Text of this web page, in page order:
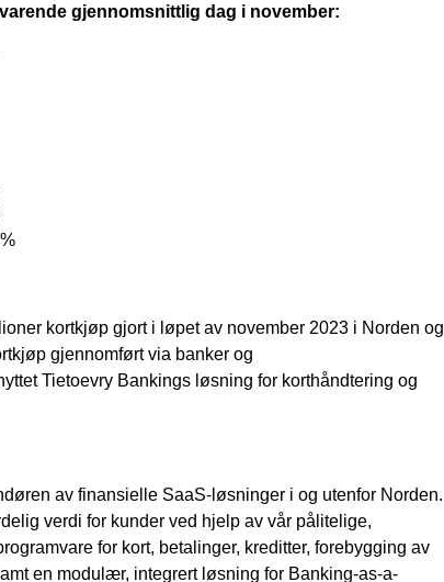
gjennomsnittlig dag i november:
kortkjøp gjort i løpet av november 2023 i Norden og
gjennomført via banker og
Tietoevry Bankings løsning for korthåndtering og
av finansielle SaaS-løsninger i og utenfor Norden.
verdi for kunder ved hjelp av vår pålitelige,
for kort, betalinger, kreditter, forebygging av
en modulær, integrert løsning for Banking-as-a-